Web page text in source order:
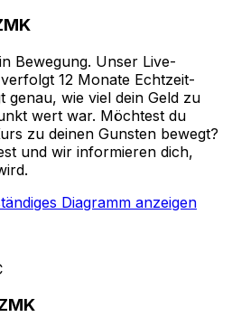
Bewegung. Unser Live-
12 Monate Echtzeit-
genau, wie viel dein Geld zu
wert war. Möchtest du
zu deinen Gunsten bewegt?
und wir informieren dich,
Diagramm anzeigen